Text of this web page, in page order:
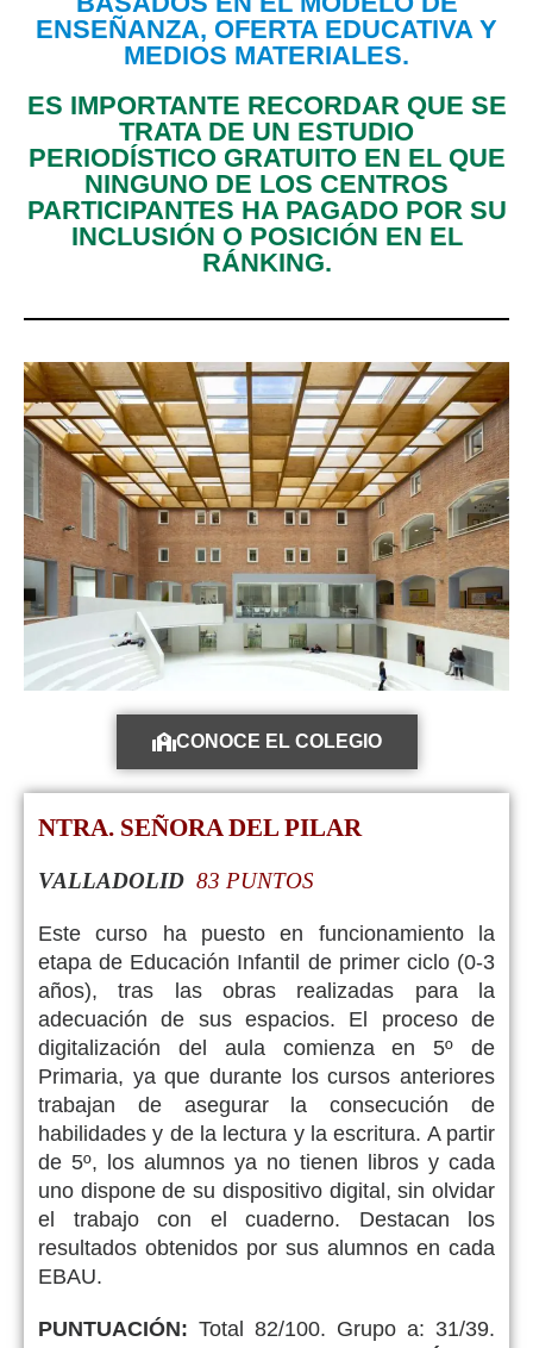
ENSEÑANZA, OFERTA EDUCATIVA Y
MEDIOS MATERIALES.
ES IMPORTANTE RECORDAR QUE SE
TRATA DE UN ESTUDIO
PERIODÍSTICO GRATUITO EN EL QUE
NINGUNO DE LOS CENTROS
PARTICIPANTES HA PAGADO POR SU
INCLUSIÓN O POSICIÓN EN EL
RÁNKING.
CONOCE EL COLEGIO
NTRA. SEÑORA DEL PILAR
VALLADOLID 83 PUNTOS
Este curso ha puesto en funcionamiento la
etapa de Educación Infantil de primer ciclo (0-3
años), tras las obras realizadas para la
adecuación de sus espacios. El proceso de
digitalización del aula comienza en 5º de
Primaria, ya que durante los cursos anteriores
trabajan de asegurar la consecución de
habilidades y de la lectura y la escritura. A partir
de 5º, los alumnos ya no tienen libros y cada
uno dispone de su dispositivo digital, sin olvidar
el trabajo con el cuaderno. Destacan los
resultados obtenidos por sus alumnos en cada
EBAU.
PUNTUACIÓN: Total 82/100. Grupo a: 31/39.